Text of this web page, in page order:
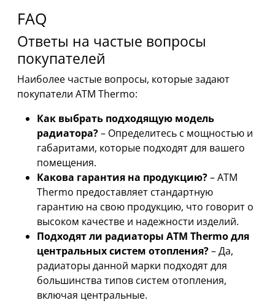
FAQ
Ответы на частые вопросы
покупателей
Наиболее частые вопросы, которые задают
покупатели ATM Thermo:
Как выбрать подходящую модель
радиатора?– Определитесь с мощностью и
габаритами, которые подходят для вашего
помещения.
Какова гарантия на продукцию?– ATM
Thermo предоставляет стандартную
гарантию на свою продукцию, что говорит о
высоком качестве и надежности изделий.
Подходят ли радиаторы ATM Thermo для
центральных систем отопления?– Да,
радиаторы данной марки подходят для
большинства типов систем отопления,
включая центральные.